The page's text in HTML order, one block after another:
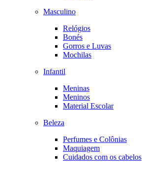
Masculino
Relógios
Bonés
Gorros e Luvas
Mochilas
Infantil
Meninas
Meninos
Material Escolar
Beleza
Perfumes e Colônias
Maquiagem
Cuidados com os cabelos